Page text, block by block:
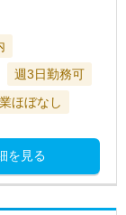
週3日勤務可
ほぼなし
を見る